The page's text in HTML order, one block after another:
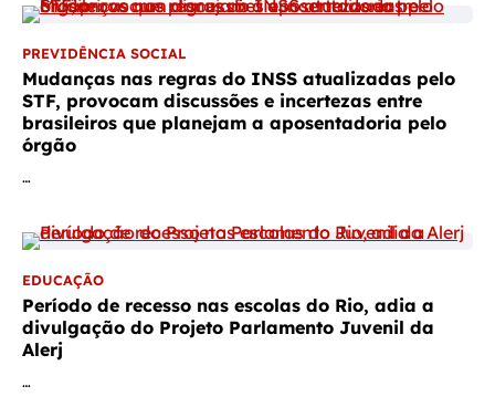
PREVIDÊNCIA SOCIAL
Mudanças nas regras do INSS atualizadas pelo
STF, provocam discussões e incertezas entre
brasileiros que planejam a aposentadoria pelo
órgão
…
EDUCAÇÃO
Período de recesso nas escolas do Rio, adia a
divulgação do Projeto Parlamento Juvenil da
Alerj
…